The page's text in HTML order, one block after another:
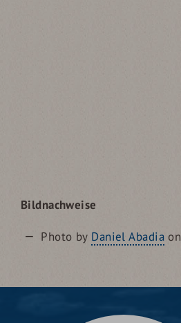
Bildnachweise
Photo by Daniel Abadiaon